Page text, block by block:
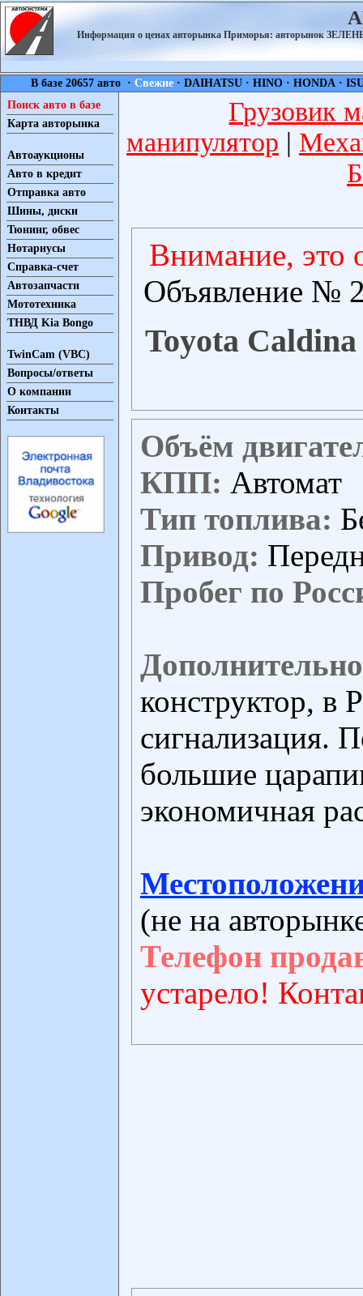
Информация о ценах авторынка Приморья: авторынок
В базе 20657 авто ·Свежие ·DAIHATSU ·HINO ·HONDA ·
Поиск авто в базе
Карта авторынка
Автоаукционы
Авто в кредит
Отправка авто
Шины, диски
Тюнинг, обвес
Нотариусы
Справка-счет
Автозапчасти
Мототехника
ТНВД Kia Bongo
TwinCam (VBC)
Вопросы/ответы
О компании
Контакты
Грузовик
манипулятор |
Внимание, это
Объявление №
Toyota Caldina
Объём
КПП: Автомат
Тип топлива:
Привод:
Пробег по
конструктор, в
сигнализация.
большие
экономичная
(не на
Телефон
устарело!